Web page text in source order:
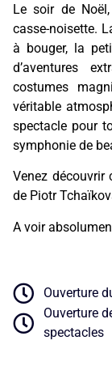
Le soir de
casse-noisette.
à bouger, la
d’aventures
costumes
véritable
spectacle pour
symphonie de
Venez
de Piotr
A voir
Ouverture
Ouverture
spectacles